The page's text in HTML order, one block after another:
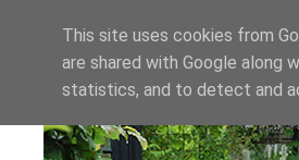
This site uses cookies from
are shared with Google along
statistics, and to detect and